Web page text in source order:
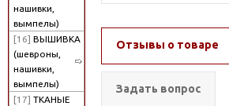
нашивки,
вымпелы)
[16] ВЫШИВКА
(шевроны,
нашивки,
вымпелы)
[17] ТКАНЫЕ
Отзывы о товаре
Задать вопрос